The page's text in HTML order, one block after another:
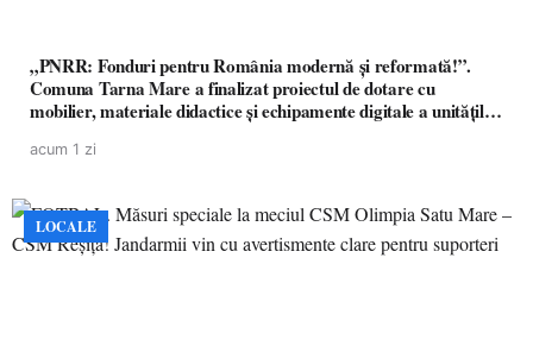
„PNRR: Fonduri pentru România modernă și reformată!”.
Comuna Tarna Mare a finalizat proiectul de dotare cu
mobilier, materiale didactice și echipamente digitale a unităților
acum 1 zi
LOCALE